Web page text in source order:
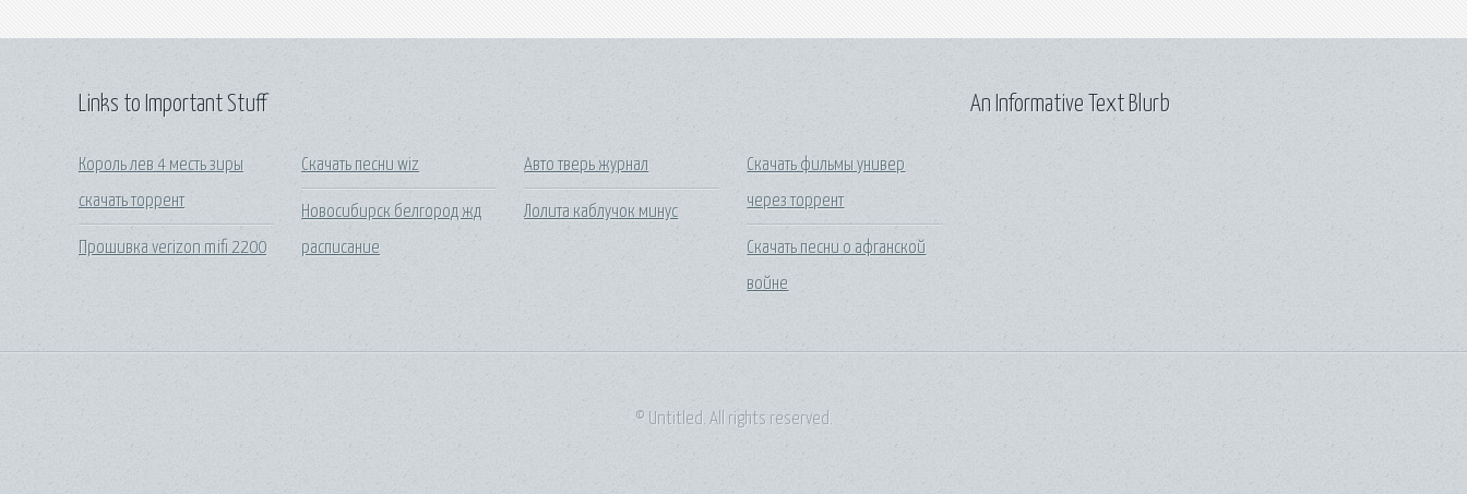
Links to Important Stuff
Король лев 4 месть зиры
скачать торрент
Прошивка verizon mifi 2200
Скачать песни wiz
Новосибирск белгород жд
расписание
Авто тверь журнал
Лолита каблучок минус
Скачать фильмы универ
через торрент
Скачать песни о афганской
войне
An Informative Text Blurb
© Untitled. All rights reserved.